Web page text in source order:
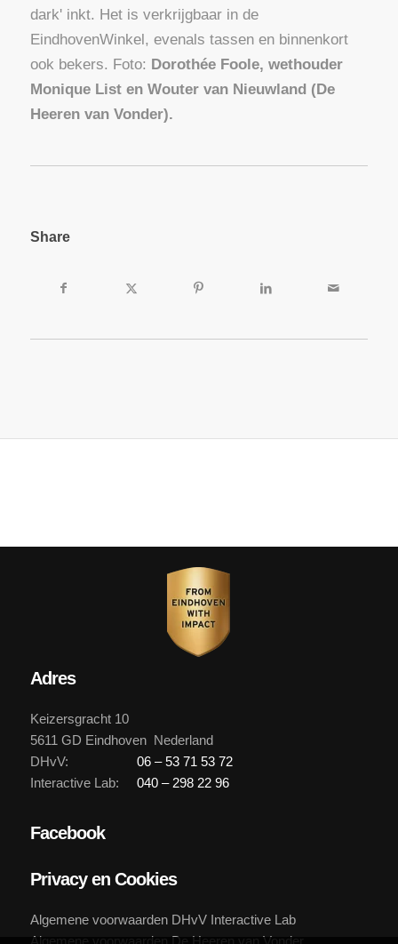
dark' inkt. Het is verkrijgbaar in de
EindhovenWinkel, evenals tassen en binnenkort
ook bekers. Foto: Dorothée Foole, wethouder
Monique List en Wouter van Nieuwland (De
Heeren van Vonder).
Share
Adres
Keizersgracht 10
5611 GD Eindhoven Nederland
DHvV:
06 – 53 71 53 72
Interactive Lab:
040 – 298 22 96
Facebook
Privacy en Cookies
Algemene voorwaarden DHvV Interactive Lab
Algemene voorwaarden De Heeren van Vonder